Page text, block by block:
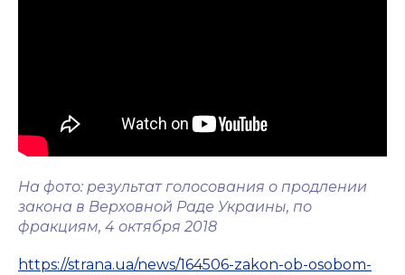
На фото: результат голосования о продлении
закона в Верховной Раде Украины, по
фракциям, 4 октября 2018
https://strana.ua/news/164506-zakon-ob-osobom-